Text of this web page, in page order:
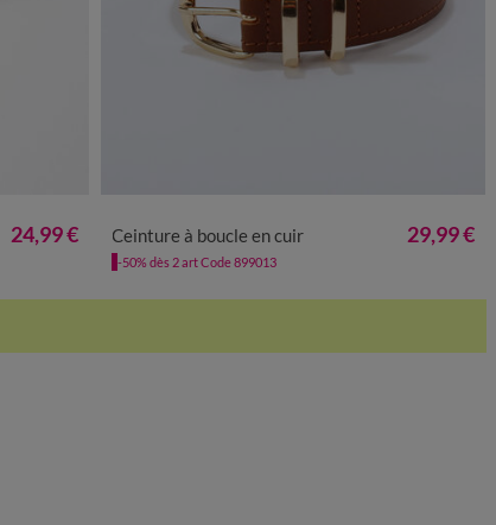
24,99 € Ceinture à boucle en cuir 29,99 €
-50% dès 2 art Code 899013